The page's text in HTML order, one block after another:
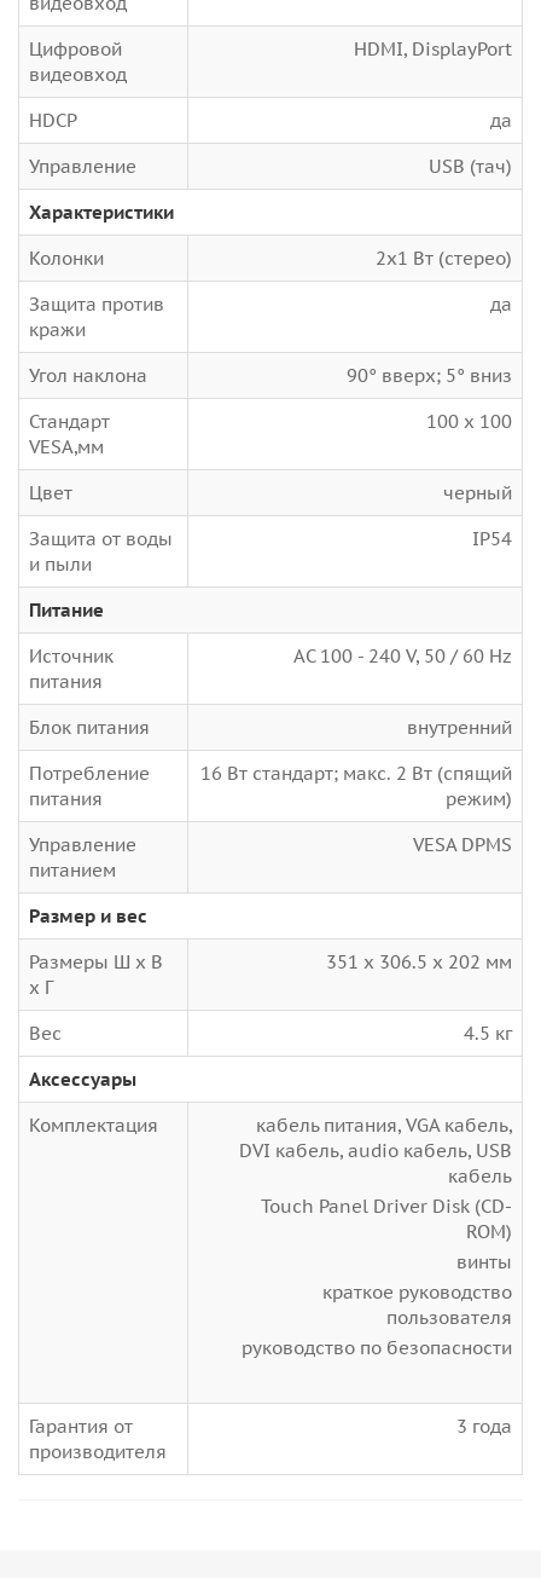
Цифровой
видеовход
HDMI, DisplayPort
HDCP
да
Управление
USB (тач)
Характеристики
Колонки
2x1 Вт (стерео)
Защита против
кражи
да
Угол наклона
90° вверх; 5° вниз
Стандарт
VESA,мм
100 x 100
Цвет
черный
Защита от воды
и пыли
IP54
Питание
Источник
питания
AC 100 - 240 V, 50 / 60 Hz
Блок питания
внутренний
Потребление
питания
16 Вт стандарт; макс. 2 Вт (спящий
режим)
Управление
питанием
VESA DPMS
Размер и вес
Размеры Ш х В
х Г
351 x 306.5 x 202 мм
Вес
4.5 кг
Аксессуары
Комплектация
кабель питания, VGA кабель,
DVI кабель, audio кабель, USB
кабель
Touch Panel Driver Disk (CD-
ROM)
винты
краткое руководство
пользователя
руководство по безопасности
Гарантия от
производителя
3 года